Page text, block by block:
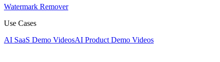
Watermark Remover
Use Cases
AI SaaS Demo VideosAI Product Demo Videos